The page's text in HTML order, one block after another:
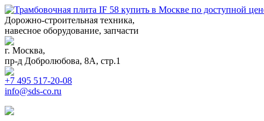
Дорожно-строительная техника,
навесное оборудование, запчасти
г. Москва,
пр-д Добролюбова, 8А, стр.1
+7 495 517-20-08
info@sds-co.ru